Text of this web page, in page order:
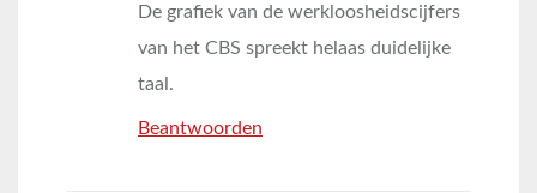
De grafiek van de werkloosheidscijfers
van het CBS spreekt helaas duidelijke
taal.
Beantwoorden